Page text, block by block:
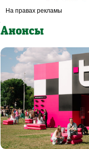
Анонсы